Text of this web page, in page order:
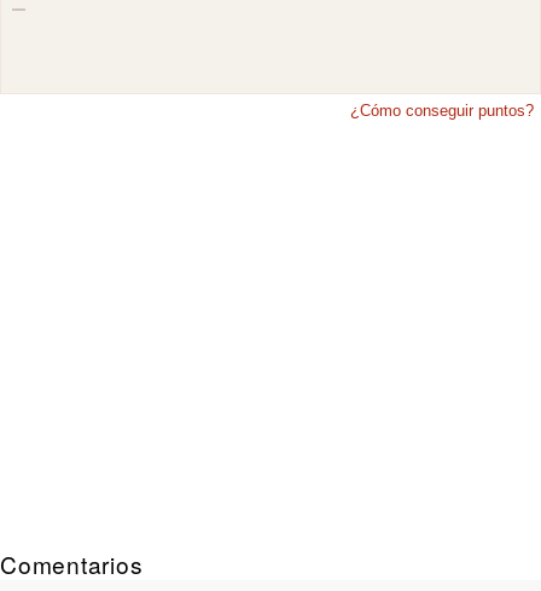
¿Cómo conseguir puntos?
Comentarios